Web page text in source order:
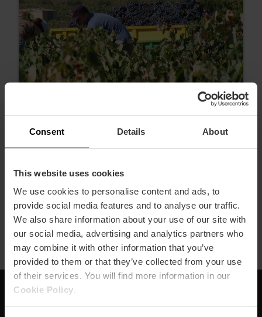
Consent Details About
This website uses cookies
We use cookies to personalise content and ads, to
provide social media features and to analyse our traffic.
We also share information about your use of our site with
our social media, advertising and analytics partners who
may combine it with other information that you’ve
provided to them or that they’ve collected from your use
of their services. You will find more information in our
Cookie Policy
Dégustations et visites de vignobles
Valencia